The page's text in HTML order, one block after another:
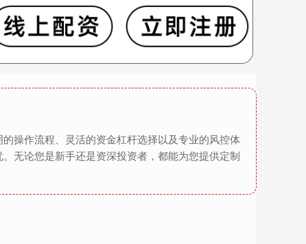
操作流程、灵活的资金杠杆选择以及专业的风控体
无论您是新手还是资深投资者，都能为您提供定制